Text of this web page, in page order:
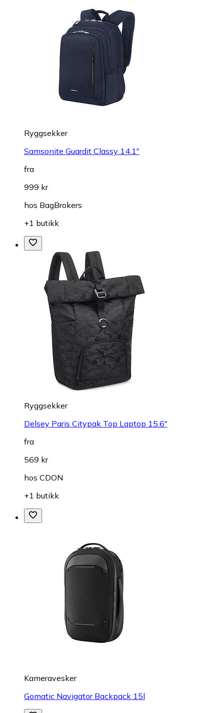
Ryggsekker
Samsonite Guardit Classy 14.1"
fra
999 kr
hos BagBrokers
+1 butikk
Ryggsekker
Delsey Paris Citypak Top Laptop 15.6"
fra
569 kr
hos CDON
+1 butikk
Kameravesker
Gomatic Navigator Backpack 15l